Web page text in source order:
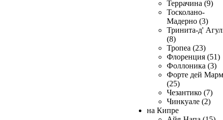
Террачина (9)
Тосколано-
Мадерно (3)
Тринита-д'
(8)
Тропеа (23)
Флоренция (51)
Фоллоника (3)
Форте дей
(25)
Чезантико (7)
Чинкуале (2)
на Кипре